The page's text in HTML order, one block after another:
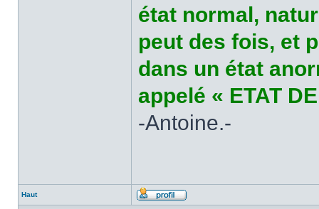
état normal,
peut des fois, et
dans un état
appelé « ETAT
-Antoine.-
Haut